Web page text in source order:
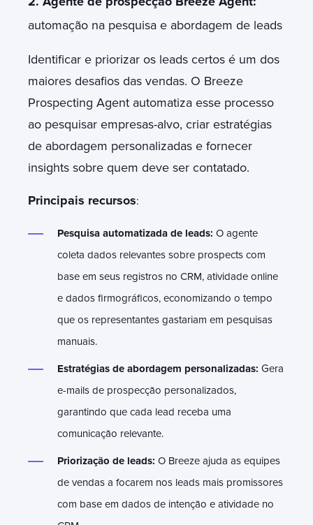
automação na pesquisa e abordagem de leads
Identificar e priorizar os leads certos é um dos
maiores desafios das vendas. O Breeze
Prospecting Agent automatiza esse processo
ao pesquisar empresas-alvo, criar estratégias
de abordagem personalizadas e fornecer
insights sobre quem deve ser contatado.
Principais recursos:
Pesquisa automatizada de leads: O agente
coleta dados relevantes sobre prospects com
base em seus registros no CRM, atividade online
e dados firmográficos, economizando o tempo
que os representantes gastariam em pesquisas
manuais.
Estratégias de abordagem personalizadas: Gera
e-mails de prospecção personalizados,
garantindo que cada lead receba uma
comunicação relevante.
Priorização de leads: O Breeze ajuda as equipes
de vendas a focarem nos leads mais promissores
com base em dados de intenção e atividade no